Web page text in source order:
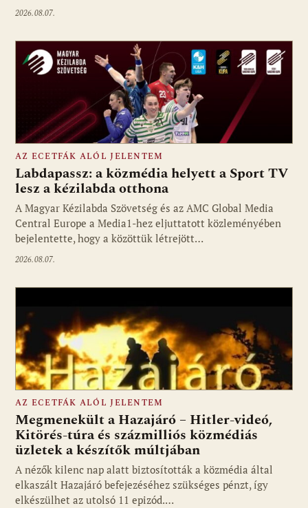
2026.08.07.
Fotó: media1.hu
AZ ECETFÁK ALÓL JELENTEM
Labdapassz: a közmédia helyett a Sport TV
lesz a kézilabda otthona
A Magyar Kézilabda Szövetség és az AMC Global Media
Central Europe a Media1-hez eljuttatott közleményében
bejelentette, hogy a közöttük létrejött…
2026.08.07.
Fotó: media1.hu
AZ ECETFÁK ALÓL JELENTEM
Megmenekült a Hazajáró – Hitler-videó,
Kitörés-túra és százmilliós közmédiás
üzletek a készítők múltjában
A nézők kilenc nap alatt biztosították a közmédia által
elkaszált Hazajáró befejezéséhez szükséges pénzt, így
elkészülhet az utolsó 11 epizód.…